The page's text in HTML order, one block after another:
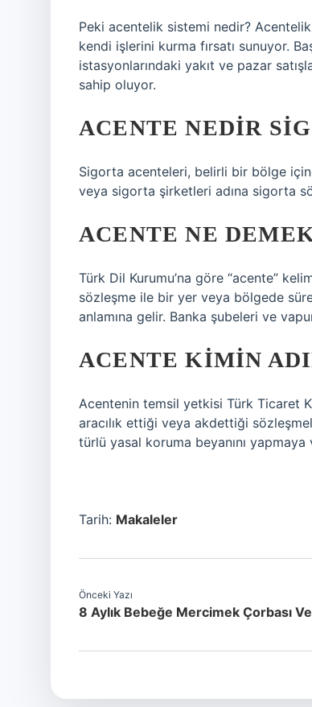
Peki acentelik sistemi nedir?
kendi işlerini kurma fırsatı sunuyor.
istasyonlarındaki yakıt ve pazar
sahip oluyor.
ACENTE NEDIR
Sigorta acenteleri, belirli bir bölge
veya sigorta şirketleri adına sigorta
ACENTE NE
Türk Dil Kurumu’na göre “acente”
sözleşme ile bir yer veya bölgede
anlamına gelir. Banka şubeleri ve
ACENTE KIMIN
Acentenin temsil yetkisi Türk Ticaret
aracılık ettiği veya akdettiği
türlü yasal koruma beyanını
Tarih: Makaleler
Önceki Yazı
8 Aylık Bebeğe Mercimek Çorbası